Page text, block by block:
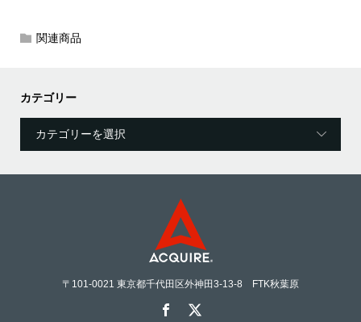
関連商品
カテゴリー
〒101-0021 東京都千代田区外神田3-13-8 FTK秋葉原